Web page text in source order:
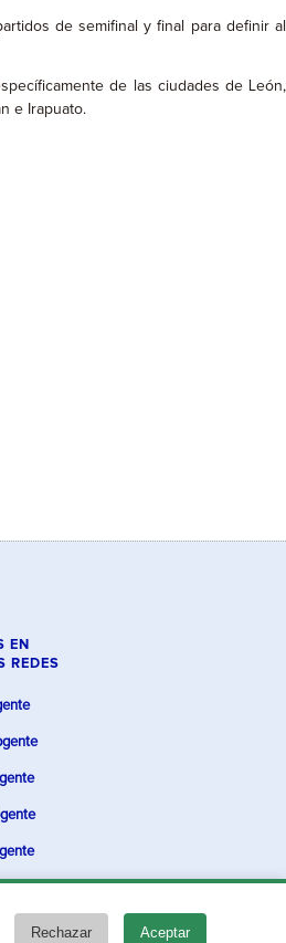
de semifinal y final para definir al
de las ciudades de León,
e Irapuato.
Rechazar Aceptar
EN
REDES